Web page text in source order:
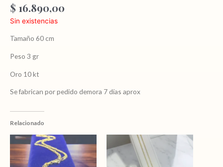
$ 16.890,00
Sin existencias
Tamaño 60 cm
Peso 3 gr
Oro 10 kt
Se fabrican por pedido demora 7 días aprox
Relacionado